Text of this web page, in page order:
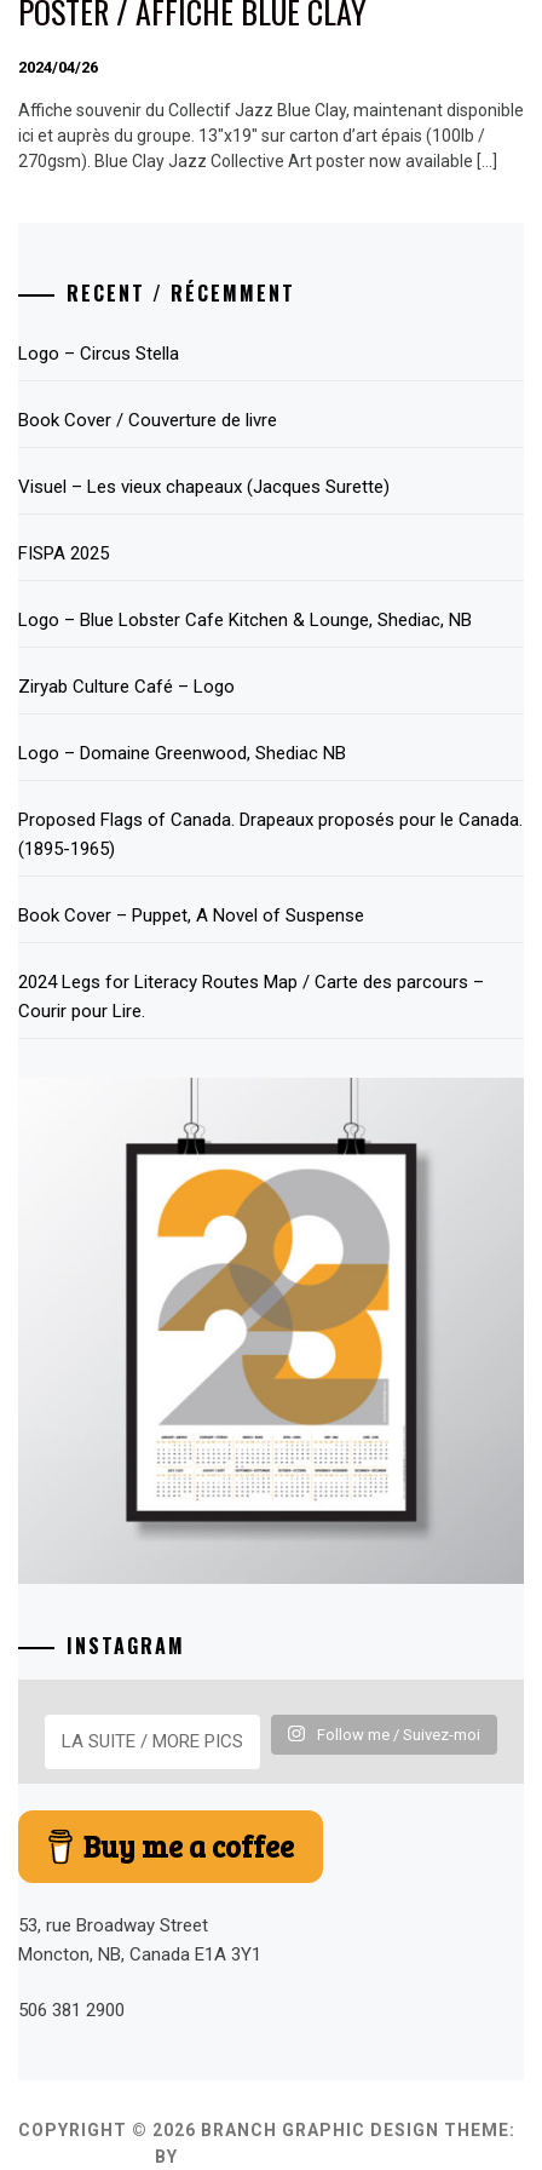
POSTER / AFFICHE BLUE CLAY
2024/04/26
Affiche souvenir du Collectif Jazz Blue Clay, maintenant disponible
ici et auprès du groupe. 13″x19″ sur carton d’art épais (100lb /
270gsm). Blue Clay Jazz Collective Art poster now available […]
RECENT / RÉCEMMENT
Logo – Circus Stella
Book Cover / Couverture de livre
Visuel – Les vieux chapeaux (Jacques Surette)
FISPA 2025
Logo – Blue Lobster Cafe Kitchen & Lounge, Shediac, NB
Ziryab Culture Café – Logo
Logo – Domaine Greenwood, Shediac NB
Proposed Flags of Canada. Drapeaux proposés pour le Canada.
(1895-1965)
Book Cover – Puppet, A Novel of Suspense
2024 Legs for Literacy Routes Map / Carte des parcours –
Courir pour Lire.
INSTAGRAM
LA SUITE / MORE PICS Follow me / Suivez-moi
Buy me a coffee
53, rue Broadway Street
Moncton, NB, Canada E1A 3Y1
506 381 2900
COPYRIGHT © 2026 BRANCH GRAPHIC DESIGN THEME:
BY